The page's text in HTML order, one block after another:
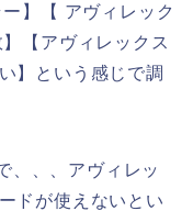
】【 アヴィレック
【アヴィレックス
】という感じで調
、、、アヴィレッ
ドが使えないとい